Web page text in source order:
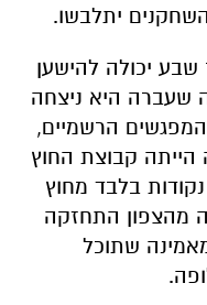
יתלבשו.
יכולה להישען
שעברה היא ניצחה
הרשמיים,
הייתה קבוצת החוץ
החלשה בליגה עם מאזן של 11 נקודות בלבד מחוץ
מהצפון התחזקה
שתוכל